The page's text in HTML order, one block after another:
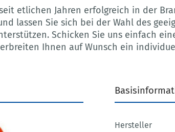
etlichen Jahren erfolgreich in der
lassen Sie sich bei der Wahl des
Schicken Sie uns einfach
Ihnen auf Wunsch ein
Hersteller